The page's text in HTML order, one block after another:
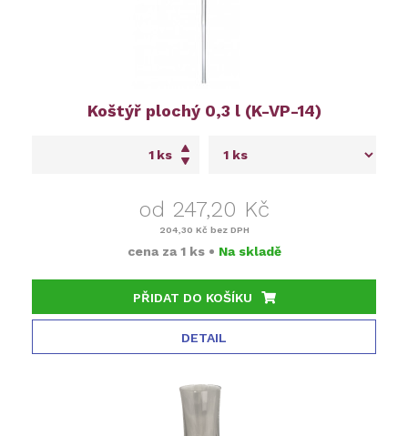
Koštýř plochý 0,3 l (K-VP-14)
ks
od 247,20 Kč
204,30 Kč bez DPH
cena za 1 ks • Na skladě
PŘIDAT DO KOŠÍKU
DETAIL